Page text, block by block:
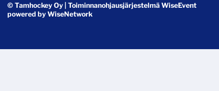
© Tamhockey Oy | ToiminnanohjausjärjestelmäWiseEvent
powered byWiseNetwork